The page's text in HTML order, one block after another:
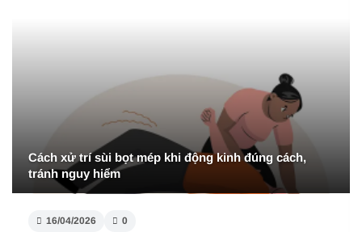
Cách xử trí sùi bọt mép khi động kinh đúng cách,
tránh nguy hiểm
16/04/2026 0